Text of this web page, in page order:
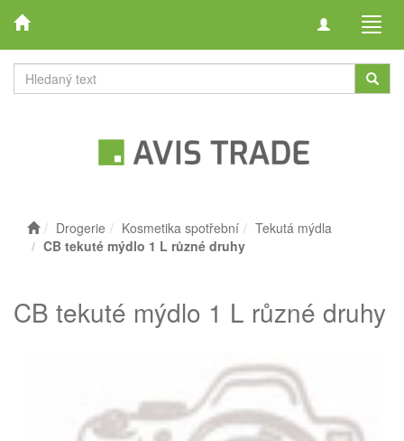
Toggle
Drogerie Kosmetika spotřební
Tekutá mýdla
CB tekuté mýdlo 1 L různé druhy
CB tekuté mýdlo 1 L různé druhy